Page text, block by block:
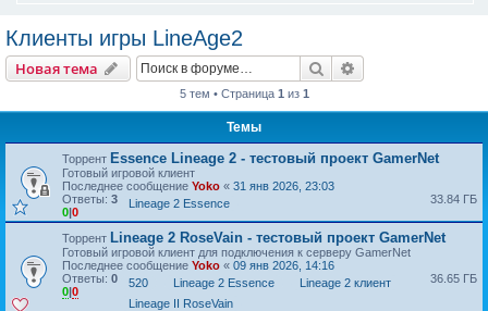
Клиенты игры LineAge2
Новая тема Поиск
5 тем • Страница 1 из 1
Темы
Торрент Essence Lineage 2 - тестовый проект GamerNet
Готовый игровой клиент
Последнее сообщение Yoko « 31 янв 2026, 23:03
Ответы: 3
0|0
33.84 ГБ
Lineage 2 Essence
Торрент Lineage 2 RoseVain - тестовый проект GamerNet
Готовый игровой клиент для подключения к серверу GamerNet
Последнее сообщение Yoko « 09 янв 2026, 14:16
Ответы: 0
0|0
36.65 ГБ
520 Lineage 2 Essence
Lineage 2 клиент
Lineage II RoseVain